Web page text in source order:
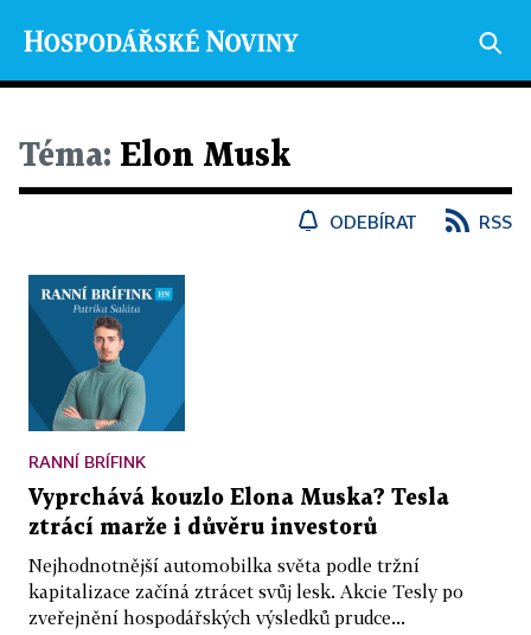
Téma: Elon Musk
ODEBÍRAT RSS
RANNÍ BRÍFINK
Vyprchává kouzlo Elona Muska? Tesla
ztrácí marže i důvěru investorů
Nejhodnotnější automobilka světa podle tržní
kapitalizace začíná ztrácet svůj lesk. Akcie Tesly po
zveřejnění hospodářských výsledků prudce...